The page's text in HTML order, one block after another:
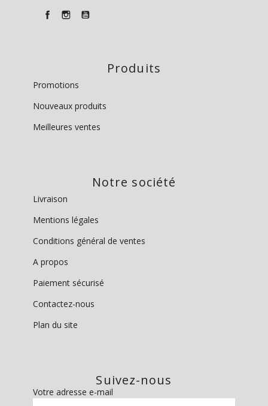
Produits
Promotions
Nouveaux produits
Meilleures ventes
Notre société
Livraison
Mentions légales
Conditions général de ventes
A propos
Paiement sécurisé
Contactez-nous
Plan du site
Suivez-nous
Votre adresse e-mail